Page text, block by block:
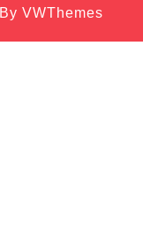
By VWThemes